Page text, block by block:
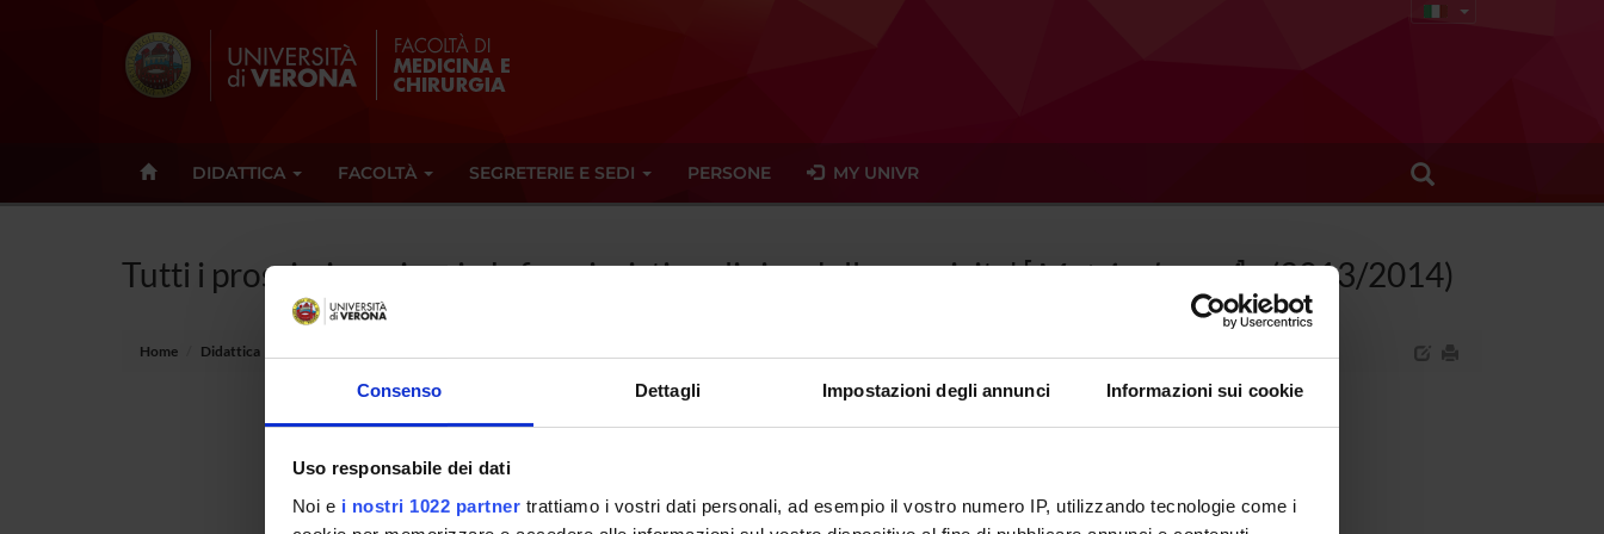
Consenso Dettagli Impostazioni degli annunci Informazioni sui cookie
Uso responsabile dei dati
Noi e i nostri 1022 partner trattiamo i vostri dati personali, ad esempio il vostro numero IP, utilizzando tecnologie come i
DIDATTICA FACOLTÀ SEGRETERIE E SEDI PERSONE MY UNIVR
Tutti i prossimi seminari - Infermieristica clinica della cronicita' [Matricole pari] - (2013/2014)
Home Didattica
Non è stato trovato alcun seminario relativo all'insegnamento Infermieristica clinica della cronicita'.
Tot 0 Seminari